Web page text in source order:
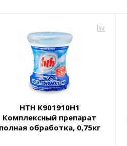
HTH K901910H1
Комплексный препарат
полная обработка, 0,75кг